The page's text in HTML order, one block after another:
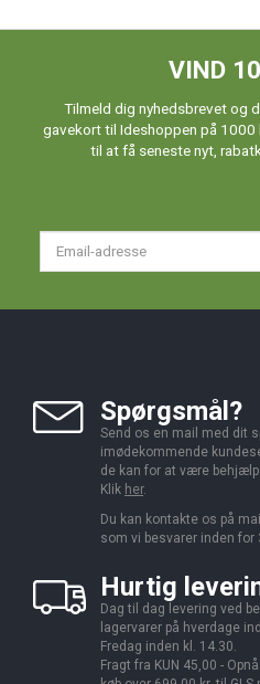
VIND
Tilmeld dig nyhedsbrevet og
gavekort til Ideshoppen på 1000
til at få seneste nyt,
Spørgsmål?
Send os en mail med dit
imødekommende
de kan for at være
Klik her.
Du kan kontakte os på
som vi besvarer inden for
Hurtig
Dag til dag levering ved
lagervarer på hverdage
Fredag inden kl. 14.30.
Fragt fra KUN 45,00 -